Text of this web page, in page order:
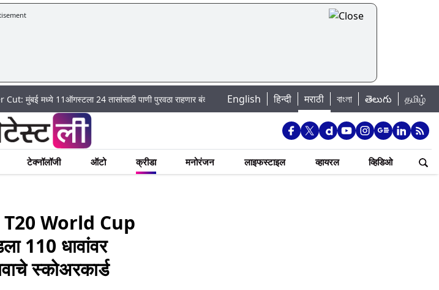
11ऑगस्टला 24 तासांसाठी पाणी पुरवठा राहणार बंद; पहा कुठे असेल पाणी बंद| Madhur Satta Matka: मधूर सट्टा मटका बद्दल काही
English हिन्दी मराठी বাংলা తెలుగు தமிழ்
टेक्नॉलॉजी ऑटो क्रीडा मनोरंजन लाइफस्टाइल व्हायरल व्हिडिओ
T20 World Cup
110 धावांवर
स्कोअरकार्ड